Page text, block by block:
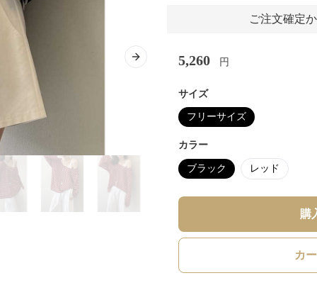
Next slide
ご注文確定
5,260 円
サイズ
フリーサイズ
カラー
ブラック レッド
購
カ